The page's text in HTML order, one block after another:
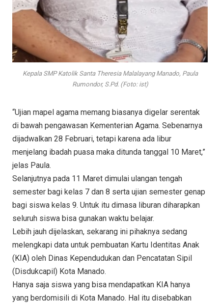
Kepala SMP Katolik Santa Theresia Malalayang Manado, Paula
Rumondor, S.Pd. (Foto: ist)
“Ujian mapel agama memang biasanya digelar serentak
di bawah pengawasan Kementerian Agama. Sebenarnya
dijadwalkan 28 Februari, tetapi karena ada libur
menjelang ibadah puasa maka ditunda tanggal 10 Maret,”
jelas Paula.
Selanjutnya pada 11 Maret dimulai ulangan tengah
semester bagi kelas 7 dan 8 serta ujian semester genap
bagi siswa kelas 9. Untuk itu dimasa liburan diharapkan
seluruh siswa bisa gunakan waktu belajar.
Lebih jauh dijelaskan, sekarang ini pihaknya sedang
melengkapi data untuk pembuatan Kartu Identitas Anak
(KIA) oleh Dinas Kependudukan dan Pencatatan Sipil
(Disdukcapil) Kota Manado.
Hanya saja siswa yang bisa mendapatkan KIA hanya
yang berdomisili di Kota Manado. Hal itu disebabkan